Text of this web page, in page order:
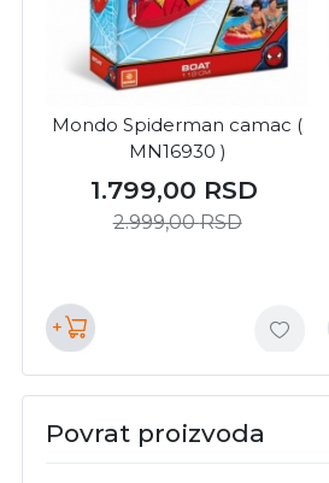
Mondo Spiderman camac (
MN16930 )
1.799,00 RSD
2.999,00RSD
+
Povrat proizvoda